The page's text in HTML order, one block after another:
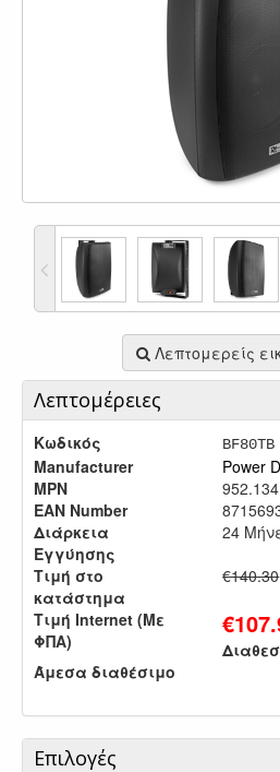
Λεπτομερείς
Λεπτομέρειες
Κωδικός BF80TB
Manufacturer
Power
MPN
952.134
EAN Number
Διάρκεια
Εγγύησης
24
Τιμή στο
κατάστημα
€140.30
Τιμή Internet (Με
ΦΠΑ)
€
Άμεσα διαθέσιμο
Επιλογές